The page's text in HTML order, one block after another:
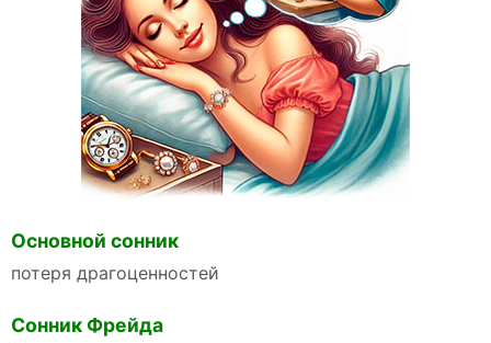
Основной сонник
потеря драгоценностей
Сонник Фрейда